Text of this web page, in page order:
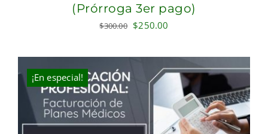
(Prórroga 3er pago)
$300.00 Original
was:
$300.00.
$250.00
is:
$250.00.
¡En especial!